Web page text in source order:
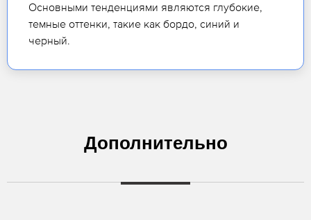
Основными тенденциями являются глубокие,
темные оттенки, такие как бордо, синий и
черный.
Дополнительно